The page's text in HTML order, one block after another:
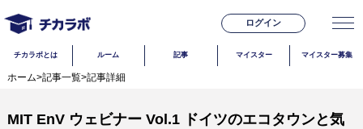
ログイン
チカラボとは ルーム 記事 マイスター マイスター募集
ホーム>記事一覧>記事詳細
MIT EnV ウェビナー Vol.1 ドイツのエコタウンと気